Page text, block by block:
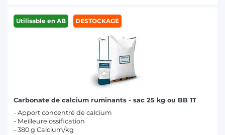
Utilisable en AB DESTOCKAGE
Carbonate de calcium ruminants - sac 25 kg ou BB 1T
- Apport concentré de calcium
- Meilleure ossification
- 380 g Calcium/kg